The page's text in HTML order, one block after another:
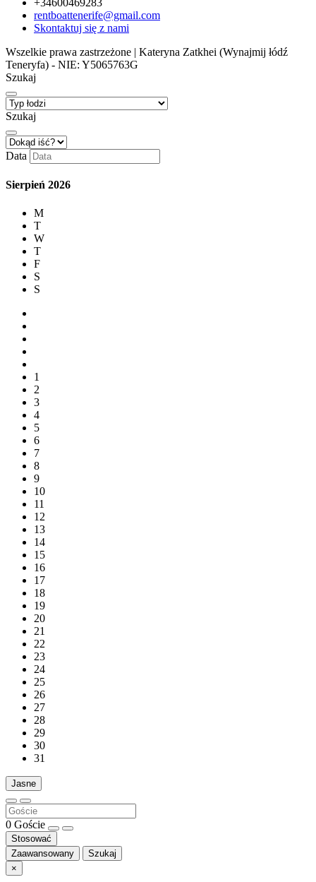
+34600469283
rentboattenerife@gmail.com
Skontaktuj się z nami
Wszelkie prawa zastrzeżone | Kateryna Zatkhei (Wynajmij łódź
Teneryfa) - NIE: Y5065763G
Szukaj
Szukaj
Data
Sierpień 2026
M
T
W
T
F
S
S
1
2
3
4
5
6
7
8
9
10
11
12
13
14
15
16
17
18
19
20
21
22
23
24
25
26
27
28
29
30
31
Jasne
0 Goście
Stosować
Zaawansowany
Szukaj
×